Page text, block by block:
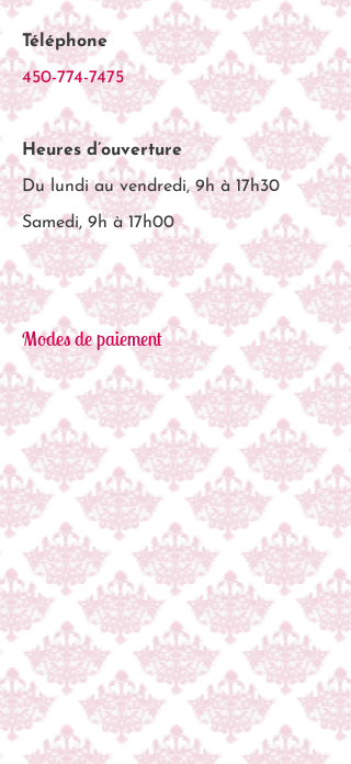
Téléphone
450-774-7475
Heures d’ouverture
Du lundi au vendredi, 9h à 17h30
Samedi, 9h à 17h00
Modes de paiement